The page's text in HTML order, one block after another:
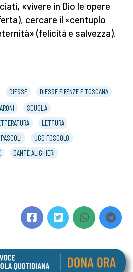
«vivere in Dio le opere
cercare il «centuplo
(felicità e salvezza).
DIESSE
DIESSE FIRENZE E TOSCANA
SCUOLA
LETTURA
UGO FOSCOLO
DANTE ALIGHIERI